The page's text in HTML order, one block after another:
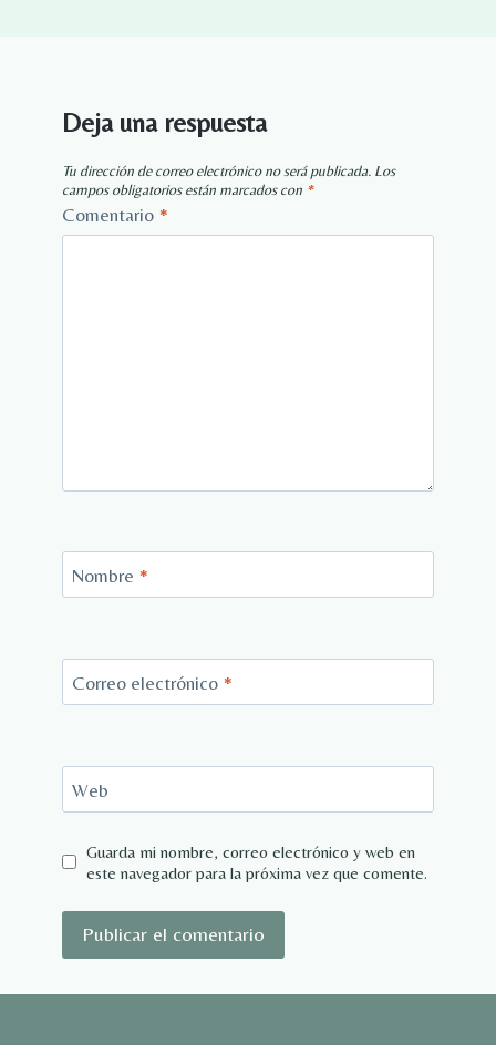
Deja una respuesta
Tu dirección de correo electrónico no será publicada. Los
campos obligatorios están marcados con *
Comentario *
Nombre *
Correo electrónico *
Web
Guarda mi nombre, correo electrónico y web en
este navegador para la próxima vez que comente.